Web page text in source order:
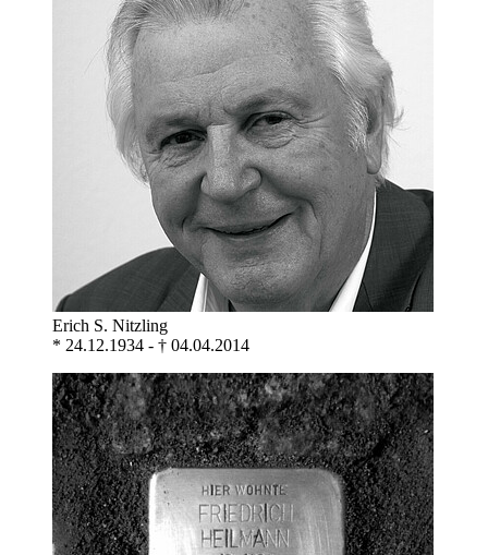
Erich S. Nitzling
* 24.12.1934 - † 04.04.2014